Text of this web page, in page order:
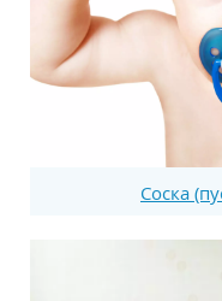
Соска